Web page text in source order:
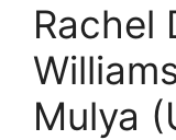
Rachel
Mulya